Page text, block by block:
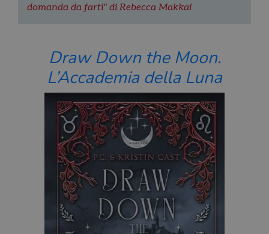
domanda da farti" di Rebecca Makkai
Draw Down the Moon.
L’Accademia della Luna